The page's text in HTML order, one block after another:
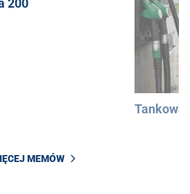
200
MEMÓW